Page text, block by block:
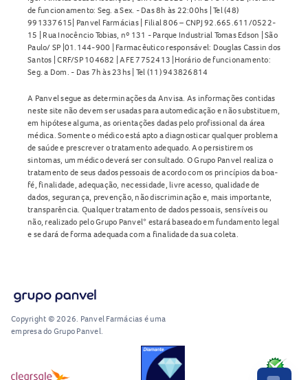
de funcionamento: Seg. a Sex. - Das 8h às 22:00hs | Tel (48)
991337615| Panvel Farmácias | Filial 806 – CNPJ 92.665.611/0522-
15 | Rua Inocêncio Tobias, nº 131 - Parque Industrial Tomas Edson | São
Paulo/ SP |01.144-900 | Farmacêutico responsável: Douglas Cassin dos
Santos | CRF/SP 104682 | AFE 7752413 |Horário de funcionamento:
Seg. a Dom. - Das 7h às 23hs | Tel (11) 943826814
A Panvel segue as determinações da Anvisa. As informações contidas
neste site não devem ser usadas para automedicação e não substituem,
em hipótese alguma, as orientações dadas pelo profissional da área
médica. Somente o médico está apto a diagnosticar qualquer problema
de saúde e prescrever o tratamento adequado. Ao persistirem os
sintomas, um médico deverá ser consultado. O Grupo Panvel realiza o
tratamento de seus dados pessoais de acordo com os princípios da boa-
fé, finalidade, adequação, necessidade, livre acesso, qualidade de
dados, segurança, prevenção, não discriminação e, mais importante,
transparência. Qualquer tratamento de dados pessoais, sensíveis ou
não, realizado pelo Grupo Panvel* estará baseado em fundamento legal
e se dará de forma adequada com a finalidade da sua coleta.
Copyright © 2026. Panvel Farmácias é uma
empresa do Grupo Panvel.